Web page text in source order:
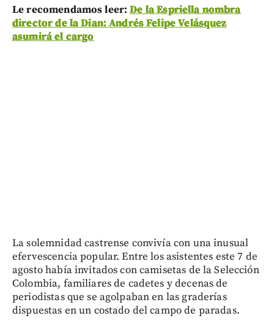
Le recomendamos leer:De la Espriella nombra
director de la Dian: Andrés Felipe Velásquez
asumirá el cargo
La solemnidad castrense convivía con una inusual
efervescencia popular. Entre los asistentes este 7 de
agosto había invitados con camisetas de la Selección
Colombia, familiares de cadetes y decenas de
periodistas que se agolpaban en las graderías
dispuestas en un costado del campo de paradas.